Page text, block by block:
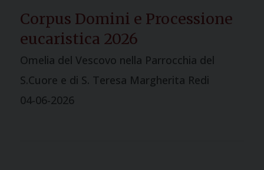
Corpus Domini e Processione
eucaristica 2026
Omelia del Vescovo nella Parrocchia del
S.Cuore e di S. Teresa Margherita Redi
04-06-2026